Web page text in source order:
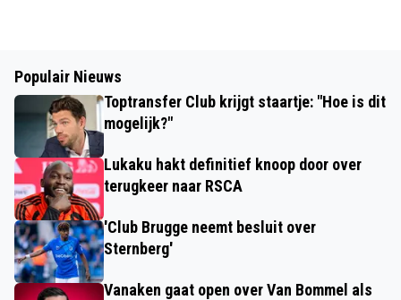
Populair Nieuws
Toptransfer Club krijgt staartje: "Hoe is dit
mogelijk?"
Lukaku hakt definitief knoop door over
terugkeer naar RSCA
'Club Brugge neemt besluit over
Sternberg'
Vanaken gaat open over Van Bommel als